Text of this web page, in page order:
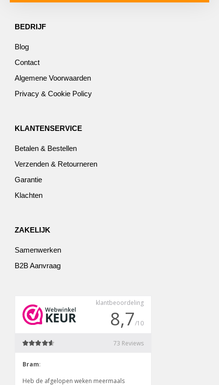
BEDRIJF
Blog
Contact
Algemene Voorwaarden
Privacy & Cookie Policy
KLANTENSERVICE
Betalen & Bestellen
Verzenden & Retourneren
Garantie
Klachten
ZAKELIJK
Samenwerken
B2B Aanvraag